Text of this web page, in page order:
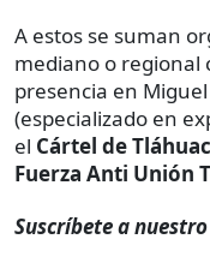
A estos se suman
mediano o regional
presencia en
(especializado en
el Cártel de
Fuerza Anti Unión
Suscríbete a